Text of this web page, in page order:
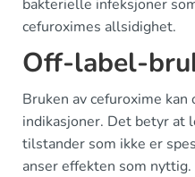
bakterielle infeksjoner
cefuroximes allsidighet.
Off-label-
Bruken av cefuroxime
indikasjoner. Det betyr at
tilstander som ikke er
anser effekten som